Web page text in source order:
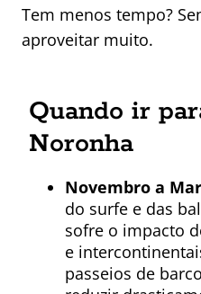
Tem menos tempo?
aproveitar muito.
Quando ir
Noronha
Novembro a
do surfe e das
sofre o impacto
e
passeios de